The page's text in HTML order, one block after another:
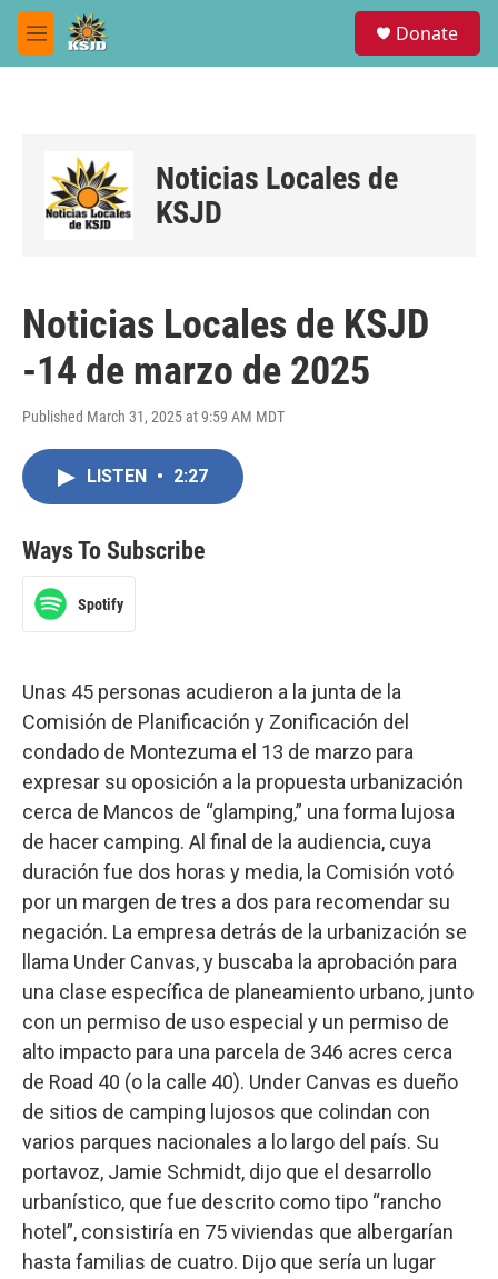
Skip to main content
M
e
Donate
Noticias Locales de
KSJD
Noticias Locales de KSJD
-14 de marzo de 2025
Published March 31, 2025 at 9:59 AM MDT
LISTEN • 2:27
Ways To Subscribe
Spotify
Unas 45 personas acudieron a la junta de la
Comisión de Planificación y Zonificación del
condado de Montezuma el 13 de marzo para
expresar su oposición a la propuesta urbanización
cerca de Mancos de “glamping,” una forma lujosa
de hacer camping. Al final de la audiencia, cuya
duración fue dos horas y media, la Comisión votó
por un margen de tres a dos para recomendar su
negación. La empresa detrás de la urbanización se
llama Under Canvas, y buscaba la aprobación para
una clase específica de planeamiento urbano, junto
con un permiso de uso especial y un permiso de
alto impacto para una parcela de 346 acres cerca
de Road 40 (o la calle 40). Under Canvas es dueño
de sitios de camping lujosos que colindan con
varios parques nacionales a lo largo del país. Su
portavoz, Jamie Schmidt, dijo que el desarrollo
urbanístico, que fue descrito como tipo “rancho
hotel”, consistiría en 75 viviendas que albergarían
hasta familias de cuatro. Dijo que sería un lugar